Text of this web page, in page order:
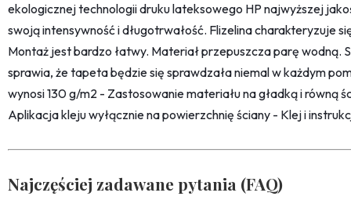
ekologicznej technologii druku lateksowego HP najwyższej
swoją intensywność i długotrwałość. Flizelina charakteryzuje
Montaż jest bardzo łatwy. Materiał przepuszcza parę wodną.
sprawia, że tapeta będzie się sprawdzała niemal w każdym
wynosi 130 g/m2 - Zastosowanie materiału na gładką i równą
Aplikacja kleju wyłącznie na powierzchnię ściany - Klej i
Najczęściej zadawane pytania (FAQ)